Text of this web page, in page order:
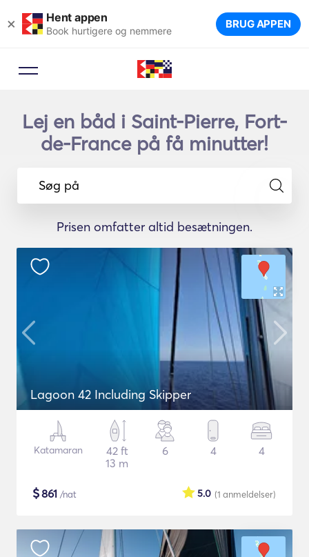
× Hent appen
Book hurtigere og nemmere BRUG APPEN
Lej en båd i Saint-Pierre, Fort-
de-France på få minutter!
Søg på
Prisen omfatter altid besætningen.
Lagoon 42 Including Skipper
Katamaran
42 ft
13 m
6 4 4
$861 /nat (1 anmeldelser)
5.0